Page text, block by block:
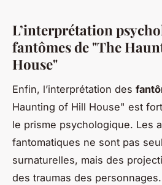
L’interprétation
fantômes de "The
House"
Enfin, l’interprétation des
Haunting of Hill House" est
le prisme psychologique. Les
fantomatiques ne sont pas
surnaturelles, mais des
des traumas des personnages.